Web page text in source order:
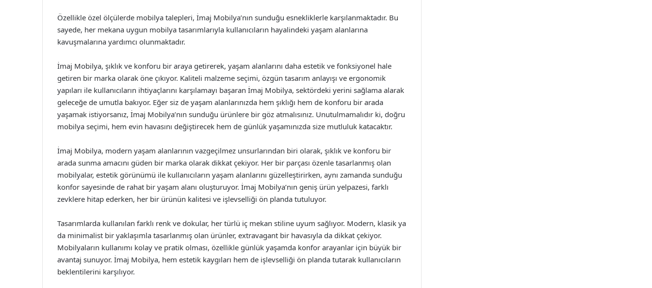
Özellikle özel ölçülerde mobilya talepleri, İmaj Mobilya’nın sunduğu esnekliklerle karşılanmaktadır. Bu
sayede, her mekana uygun mobilya tasarımlarıyla kullanıcıların hayalindeki yaşam alanlarına
kavuşmalarına yardımcı olunmaktadır.
İmaj Mobilya, şıklık ve konforu bir araya getirerek, yaşam alanlarını daha estetik ve fonksiyonel hale
getiren bir marka olarak öne çıkıyor. Kaliteli malzeme seçimi, özgün tasarım anlayışı ve ergonomik
yapıları ile kullanıcıların ihtiyaçlarını karşılamayı başaran İmaj Mobilya, sektördeki yerini sağlama alarak
geleceğe de umutla bakıyor. Eğer siz de yaşam alanlarınızda hem şıklığı hem de konforu bir arada
yaşamak istiyorsanız, İmaj Mobilya’nın sunduğu ürünlere bir göz atmalısınız. Unutulmamalıdır ki, doğru
mobilya seçimi, hem evin havasını değiştirecek hem de günlük yaşamınızda size mutluluk katacaktır.
İmaj Mobilya, modern yaşam alanlarının vazgeçilmez unsurlarından biri olarak, şıklık ve konforu bir
arada sunma amacını güden bir marka olarak dikkat çekiyor. Her bir parçası özenle tasarlanmış olan
mobilyalar, estetik görünümü ile kullanıcıların yaşam alanlarını güzelleştirirken, aynı zamanda sunduğu
konfor sayesinde de rahat bir yaşam alanı oluşturuyor. İmaj Mobilya’nın geniş ürün yelpazesi, farklı
zevklere hitap ederken, her bir ürünün kalitesi ve işlevselliği ön planda tutuluyor.
Tasarımlarda kullanılan farklı renk ve dokular, her türlü iç mekan stiline uyum sağlıyor. Modern, klasik ya
da minimalist bir yaklaşımla tasarlanmış olan ürünler, extravagant bir havasıyla da dikkat çekiyor.
Mobilyaların kullanımı kolay ve pratik olması, özellikle günlük yaşamda konfor arayanlar için büyük bir
avantaj sunuyor. İmaj Mobilya, hem estetik kaygıları hem de işlevselliği ön planda tutarak kullanıcıların
beklentilerini karşılıyor.